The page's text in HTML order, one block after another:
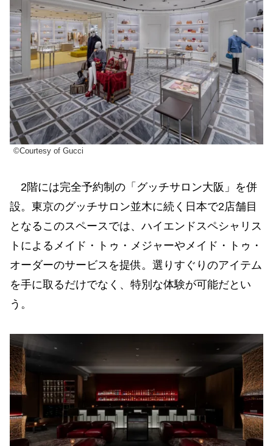
©Courtesy of Gucci
2階には完全予約制の「グッチサロン大阪」を併
設。東京のグッチサロン並木に続く日本で2店舗目
となるこのスペースでは、ハイエンドスペシャリス
トによるメイド・トゥ・メジャーやメイド・トゥ・
オーダーのサービスを提供。選りすぐりのアイテム
を手に取るだけでなく、特別な体験が可能だとい
う。